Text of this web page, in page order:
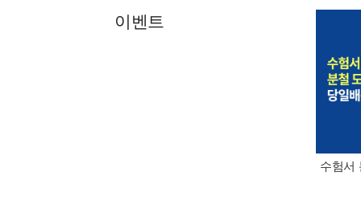
이벤트
수험서